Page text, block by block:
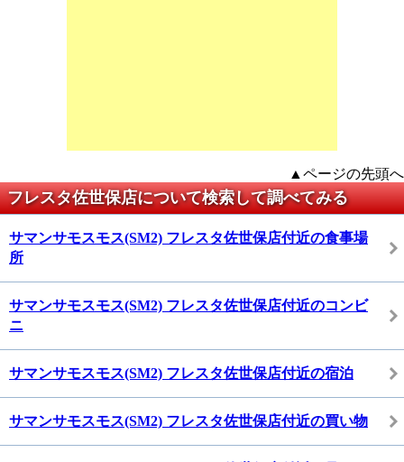
▲ページの先頭へ
フレスタ佐世保店について検索して調べてみる
サマンサモスモス(SM2) フレスタ佐世保店付近の食事場
所
サマンサモスモス(SM2) フレスタ佐世保店付近のコンビ
ニ
サマンサモスモス(SM2) フレスタ佐世保店付近の宿泊
サマンサモスモス(SM2) フレスタ佐世保店付近の買い物